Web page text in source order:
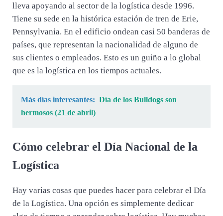
lleva apoyando al sector de la logística desde 1996.
Tiene su sede en la histórica estación de tren de Erie,
Pennsylvania. En el edificio ondean casi 50 banderas de
países, que representan la nacionalidad de alguno de
sus clientes o empleados. Esto es un guiño a lo global
que es la logística en los tiempos actuales.
Más días interesantes: Día de los Bulldogs son
hermosos (21 de abril)
Cómo celebrar el Día Nacional de la
Logística
Hay varias cosas que puedes hacer para celebrar el Día
de la Logística. Una opción es simplemente dedicar